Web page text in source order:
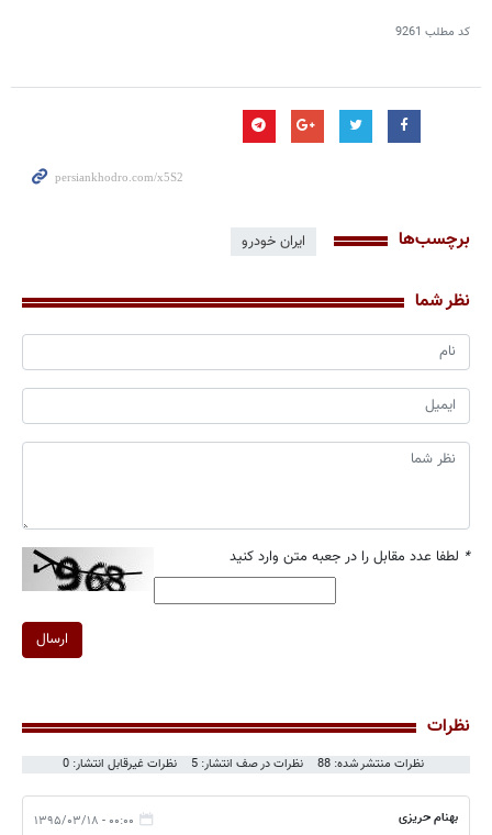
کد مطلب 9261
برچسب‌ها ایران خودرو
نظر شما
* لطفا عدد مقابل را در جعبه متن وارد کنید
ارسال
نظرات
نظرات منتشر شده: 88 نظرات در صف انتشار: 5 نظرات غیرقابل انتشار: 0
بهنام حریزی ۰۰:۰۰ - ۱۳۹۵/۰۳/۱۸